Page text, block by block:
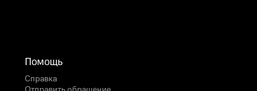
Помощь
Справка